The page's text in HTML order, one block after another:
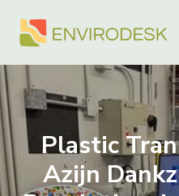
naar
Plastic
Azijn